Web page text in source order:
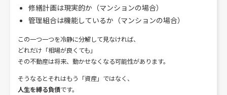
修繕計画は現実的か（マンションの場合）
管理組合は機能しているか（マンションの場合）
この一つ一つを冷静に分解して見なければ、
どれだけ「相場が良くても」
その不動産は将来、動かせなくなる可能性があります。
そうなるとそれはもう「資産」ではなく、
人生を縛る負債です。